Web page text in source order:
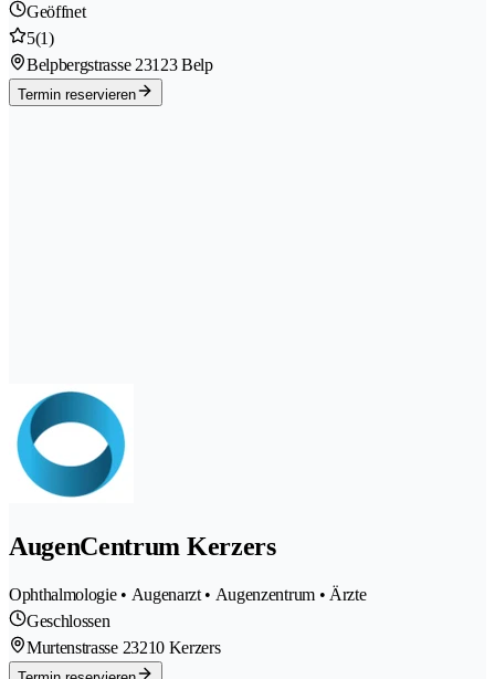
Geöffnet
5(1)
Belpbergstrasse 23123 Belp
Termin reservieren
AugenCentrum Kerzers
Ophthalmologie • Augenarzt • Augenzentrum • Ärzte
Geschlossen
Murtenstrasse 23210 Kerzers